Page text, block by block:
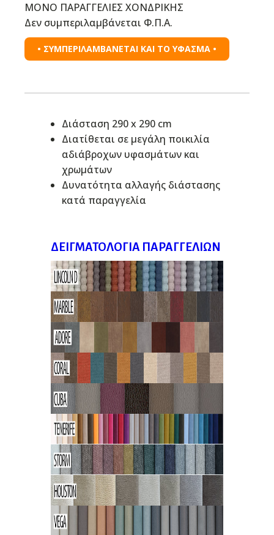
ΜΟΝΟ ΠΑΡΑΓΓΕΛΙΕΣ ΧΟΝΔΡΙΚΗΣ
Δεν συμπεριλαμβάνεται Φ.Π.Α.
• ΣΥΜΠΕΡΙΛΑΜΒΑΝΕΤΑΙ ΚΑΙ ΤΟ ΥΦΑΣΜΑ •
Διάσταση 290 x 290 cm
Διατίθεται σε μεγάλη ποικιλία
αδιάβροχων υφασμάτων και
χρωμάτων
Δυνατότητα αλλαγής διάστασης
κατά παραγγελία
ΔΕΙΓΜΑΤΟΛΌΓΙΑ ΠΑΡΑΓΓΕΛΙΏΝ